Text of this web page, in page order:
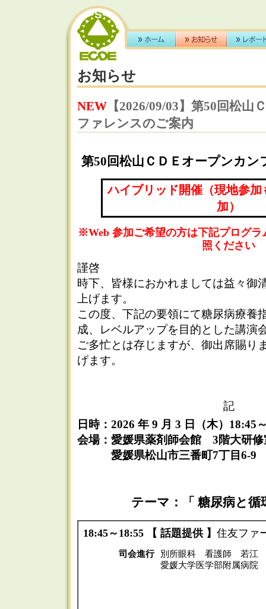
お知らせ
NEW 【2026/09/03】第50回松山
ファレンスのご案内
第50回松山ＣＤＥオープンカ
ハイブリッド開催（現地参加
加）
※Web 参加ご希望の方は下記プログラ
照ください
謹啓
時下、皆様におかれましては益々御
上げます。
この度、下記の要領にて糖尿病療養
成、レベルアップを目的とした講演
ご多忙とは存じますが、御出席賜り
げます。
記
日時：2026 年 9 月 3 日（木）18:45
会場：愛媛県薬剤師会館 3階大研修
愛媛県松山市三番町7丁目6-9
テーマ：「 糖尿病と循
18:45～18:55 【 話題提供 】 住友ファ
司会進行
別所眼科 看護師 若江
愛媛大学医学部附属病